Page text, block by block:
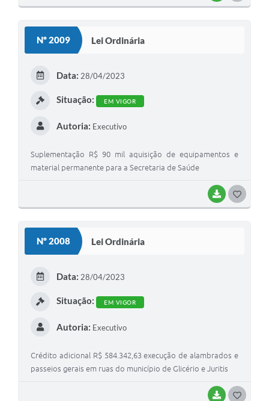
Nº 2009 Lei Ordinária
BAIXAR
Data: 28/04/2023
Situação: EM VIGOR
Autoria: Executivo
Suplementação R$ 90 mil aquisição de equipamentos e
material permanente para a Secretaria de Saúde
Nº 2008 Lei Ordinária
BAIXAR
Data: 28/04/2023
Situação: EM VIGOR
Autoria: Executivo
Crédito adicional R$ 584.342,63 execução de alambrados e
passeios gerais em ruas do município de Glicério e Juritis